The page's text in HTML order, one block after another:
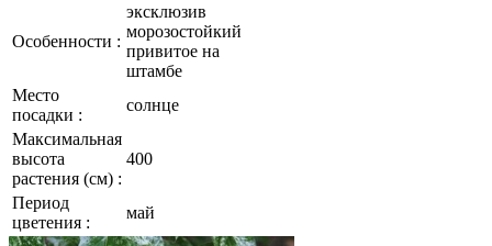
Особенности :
эксклюзив
морозостойкий
привитое на
штамбе
Место
посадки :
солнце
Максимальная
высота
растения (см) :
400
Период
цветения :
май